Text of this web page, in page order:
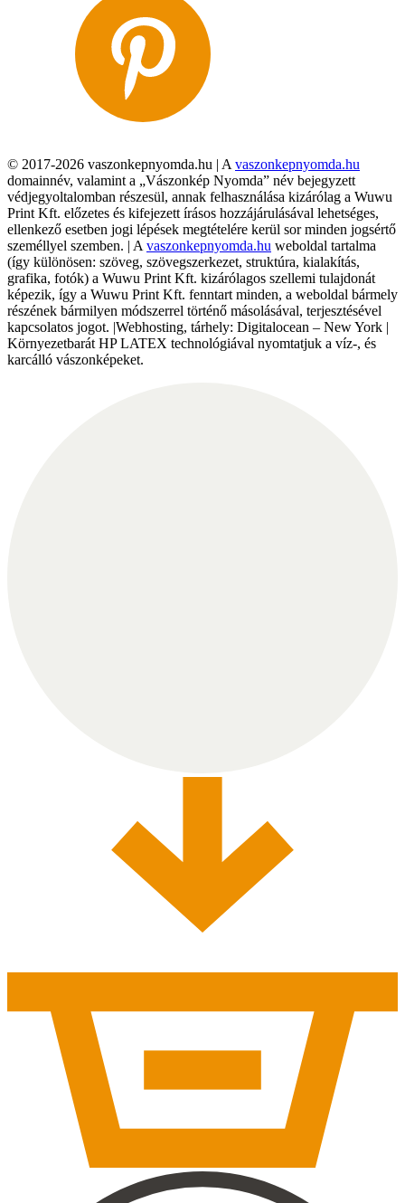
© 2017-2026 vaszonkepnyomda.hu | A vaszonkepnyomda.hu
domainnév, valamint a „Vászonkép Nyomda” név bejegyzett
védjegyoltalomban részesül, annak felhasználása kizárólag a Wuwu
Print Kft. előzetes és kifejezett írásos hozzájárulásával lehetséges,
ellenkező esetben jogi lépések megtételére kerül sor minden jogsértő
személlyel szemben. | A vaszonkepnyomda.hu weboldal tartalma
(így különösen: szöveg, szövegszerkezet, struktúra, kialakítás,
grafika, fotók) a Wuwu Print Kft. kizárólagos szellemi tulajdonát
képezik, így a Wuwu Print Kft. fenntart minden, a weboldal bármely
részének bármilyen módszerrel történő másolásával, terjesztésével
kapcsolatos jogot. |Webhosting, tárhely: Digitalocean – New York |
Környezetbarát HP LATEX technológiával nyomtatjuk a víz-, és
karcálló vászonképeket.